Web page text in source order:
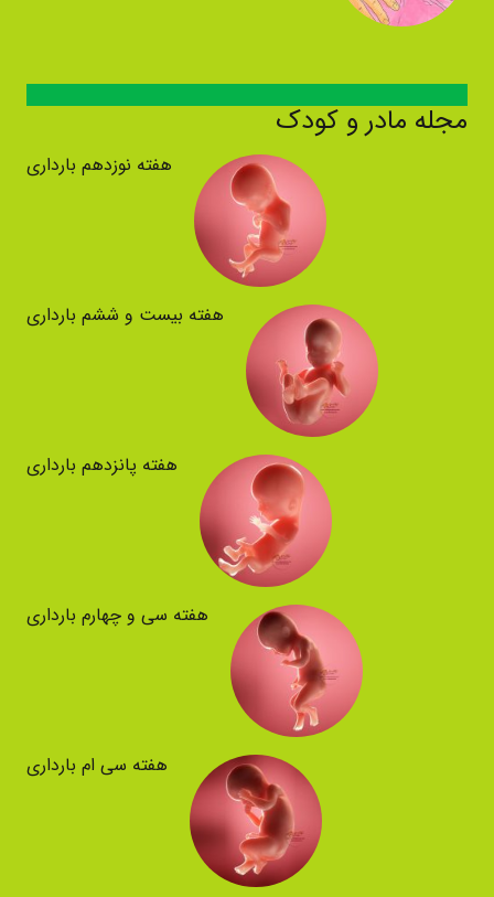
مجله مادر و کودک
هفته نوزدهم بارداری
هفته بیست و ششم بارداری
هفته پانزدهم بارداری
هفته سی و چهارم بارداری
هفته سی ام بارداری